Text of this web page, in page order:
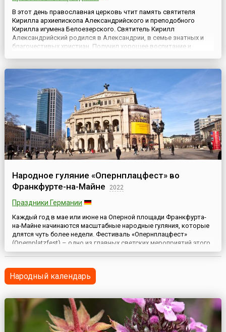
В этот день православная церковь чтит память святителя
Кирилла архиепископа Александрийского и преподобного
Кирилла игумена Белоезерского. Святитель Кирилл
Александрийский родился в Александрии, в семье знатных и
благочестивых христиан. Получил хорошее воспитание и
диаконы Александр...
Народное гуляние «Опернплацфест» во
Франкфурте-на-Майне
2022
Праздники Германии
Каждый год в мае или июне на Оперной площади Франкфурта-
на-Майне начинаются масштабные народные гуляния, которые
длятся чуть более недели. Фестиваль «Опернплацфест»
(Opernplatzfest) – одно из главных светских мероприятий этого
немецкого города. Иногда его называют балом под открытым
1872–1880 годы в стиле итальянского ренессанса. В год...
Народный календарь